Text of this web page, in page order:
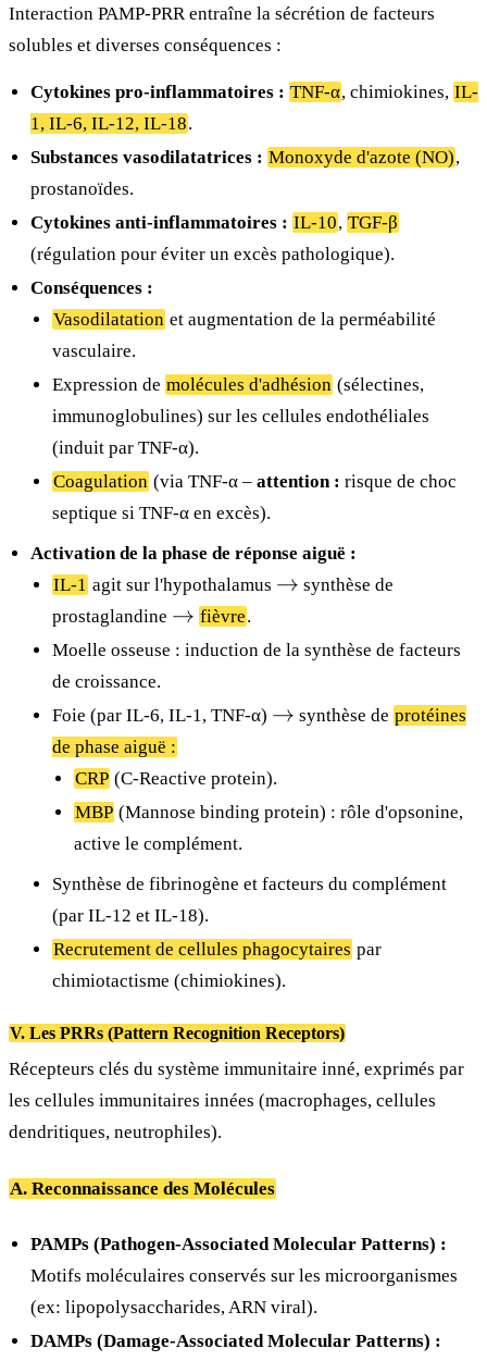
Interaction PAMP-PRR entraîne la sécrétion de facteurs
solubles et diverses conséquences :
Cytokines pro-inflammatoires : TNF-α, chimiokines, IL-
1, IL-6, IL-12, IL-18.
Substances vasodilatatrices : Monoxyde d'azote (NO),
prostanoïdes.
Cytokines anti-inflammatoires : IL-10, TGF-β
(régulation pour éviter un excès pathologique).
Conséquences :
Vasodilatation et augmentation de la perméabilité
vasculaire.
Expression de molécules d'adhésion (sélectines,
immunoglobulines) sur les cellules endothéliales
(induit par TNF-α).
Coagulation (via TNF-α – attention : risque de choc
septique si TNF-α en excès).
Activation de la phase de réponse aiguë :
IL-1 agit sur l'hypothalamus \rightarrow
→ synthèse de
prostaglandine \rightarrow
→ fièvre.
Moelle osseuse : induction de la synthèse de facteurs
de croissance.
Foie (par IL-6, IL-1, TNF-α) \rightarrow
→ synthèse de protéines
de phase aiguë :
CRP (C-Reactive protein).
MBP (Mannose binding protein) : rôle d'opsonine,
active le complément.
Synthèse de fibrinogène et facteurs du complément
(par IL-12 et IL-18).
Recrutement de cellules phagocytaires par
chimiotactisme (chimiokines).
V. Les PRRs (Pattern Recognition Receptors)
Récepteurs clés du système immunitaire inné, exprimés par
les cellules immunitaires innées (macrophages, cellules
dendritiques, neutrophiles).
A. Reconnaissance des Molécules
PAMPs (Pathogen-Associated Molecular Patterns) :
Motifs moléculaires conservés sur les microorganismes
(ex: lipopolysaccharides, ARN viral).
DAMPs (Damage-Associated Molecular Patterns) :